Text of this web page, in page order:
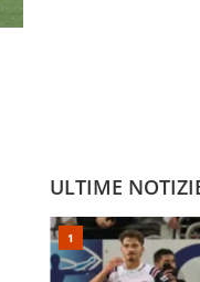
ULTIME